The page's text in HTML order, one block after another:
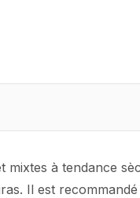
mixtes à tendance
Il est